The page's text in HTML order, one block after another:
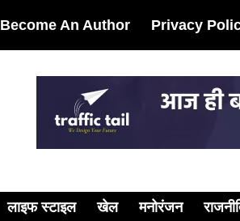
Become An Author Privacy
लाइफ स्टाइल खेल मनोरंजन